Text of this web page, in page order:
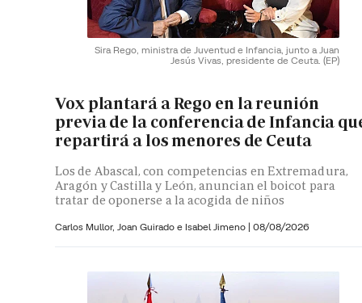
Sira Rego, ministra de Juventud e Infancia, junto a Juan
Jesús Vivas, presidente de Ceuta. (EP)
Vox plantará a Rego en la reunión
previa de la conferencia de Infancia
repartirá a los menores de Ceuta
Los de Abascal, con competencias en Extremadura,
Aragón y Castilla y León, anuncian el boicot para
tratar de oponerse a la acogida de niños
Carlos Mullor, Joan Guirado e Isabel Jimeno | 08/08/2026